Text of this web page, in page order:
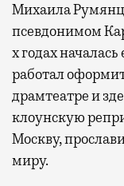
Михаила
псевдонимом
х годах
работал
драмтеатре и
клоунскую
Москву,
миру.